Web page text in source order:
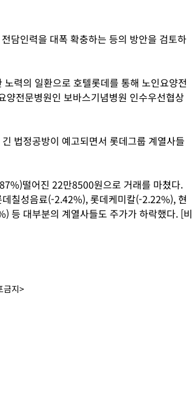
담인력을 대폭 확충하는 등의 방안을 검토하
력의 일환으로 호텔롯데를 통해 노인요양전
전문병원인 보바스기념병원 인수우선협상
법정공방이 예고되면서 롯데그룹 계열사들
떨어진 22만8500원으로 거래를 마쳤다.
칠성음료(-2.42%), 롯데케미칼(-2.22%), 현
등 대부분의 계열사들도 주가가 하락했다. [비
금지>